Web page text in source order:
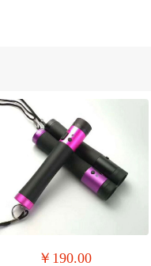
￥190.00